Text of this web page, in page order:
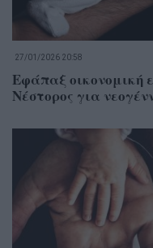
27/01/2026 20:58
Εφάπαξ οικονομική
Νέστορος για